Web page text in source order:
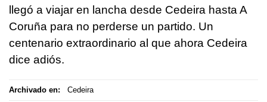
llegó a viajar en lancha desde Cedeira hasta A
Coruña para no perderse un partido. Un
centenario extraordinario al que ahora Cedeira
dice adiós.
Archivado en: Cedeira